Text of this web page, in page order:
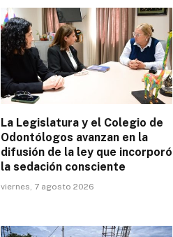
La Legislatura y el Colegio de
Odontólogos avanzan en la
difusión de la ley que incorporó
la sedación consciente
viernes, 7 agosto 2026